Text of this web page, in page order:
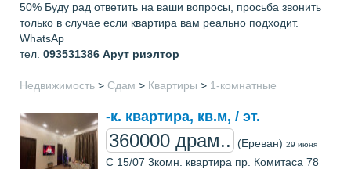
50% Буду рад ответить на ваши вопросы, просьба звонить
только в случае если квартира вам реально подходит.
WhatsAp
тел. 093531386 Арут риэлтор
Недвижимость > Сдам > Квартиры > 1-комнатные
-к. квартира, кв.м, / эт.
360000 драм.. (Ереван) 29 июня
С 15/07 3комн. квартира пр. Комитаса 78